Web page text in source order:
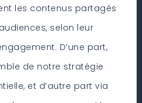
les contenus partagés
selon leur
D’une part,
de notre stratégie
et d’autre part via